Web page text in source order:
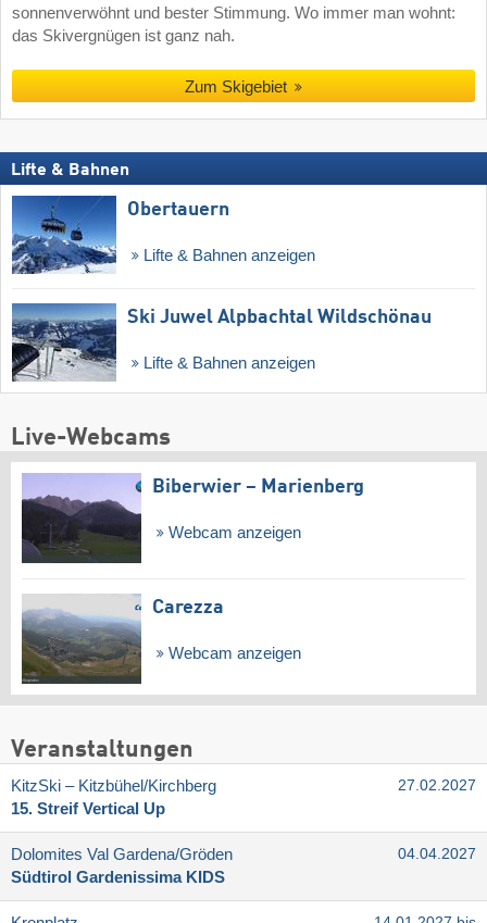
sonnenverwöhnt und bester Stimmung. Wo immer man wohnt:
das Skivergnügen ist ganz nah.
Zum Skigebiet
Lifte & Bahnen
Obertauern
Lifte & Bahnen anzeigen
Ski Juwel Alpbachtal Wildschönau
Lifte & Bahnen anzeigen
Live-Webcams
Biberwier – Marienberg
Webcam anzeigen
Carezza
Webcam anzeigen
Veranstaltungen
KitzSki – Kitzbühel/​Kirchberg
15. Streif Vertical Up
27.02.2027
Dolomites Val Gardena/​Gröden
Südtirol Gardenissima KIDS
04.04.2027